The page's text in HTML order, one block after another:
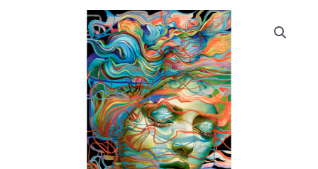
Plage
de
prix :
580€
à
880€